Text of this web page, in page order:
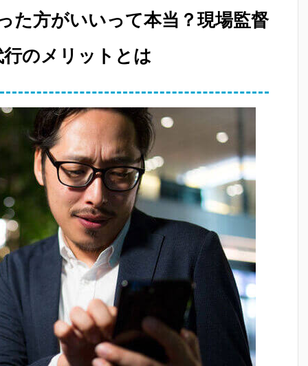
た方がいいって本当？現場監督
のメリットとは